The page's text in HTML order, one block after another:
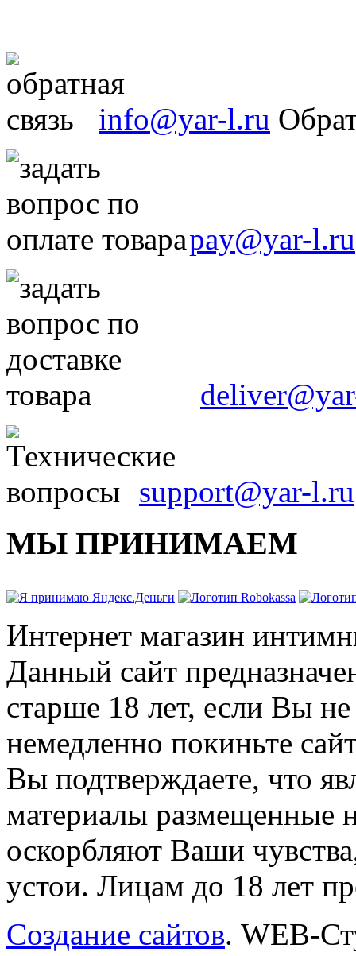
info@yar-l.ru
pay@yar-l.ru
support@yar-l.ru
МЫ ПРИНИМАЕМ
Интернет магазин
Данный сайт
старше 18 лет, если Вы
немедленно покиньте
Вы подтверждаете, что
материалы размещенные
оскорбляют Ваши
устои. Лицам до 18 лет
Создание сайтов. WEB-